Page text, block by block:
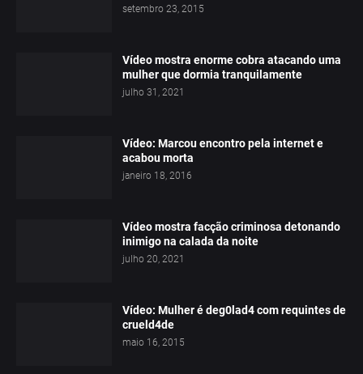
setembro 23, 2015
Vídeo mostra enorme cobra atacando uma
mulher que dormia tranquilamente
julho 31, 2021
Vídeo: Marcou encontro pela internet e
acabou morta
janeiro 18, 2016
Vídeo mostra facção criminosa detonando
inimigo na calada da noite
julho 20, 2021
Vídeo: Mulher é deg0lad4 com requintes de
crueld4de
maio 16, 2015